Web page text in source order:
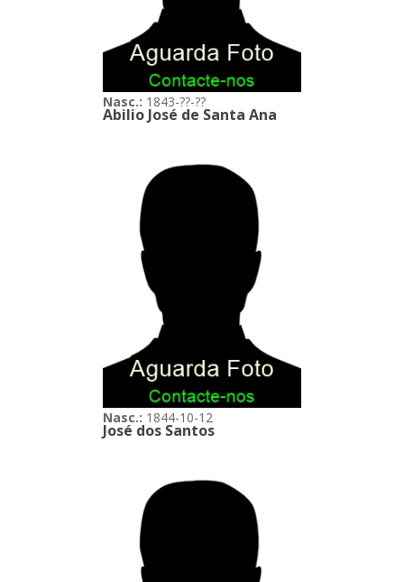
Nasc.: 1843-??-??
Abilio José de Santa Ana
Nasc.: 1844-10-12
José dos Santos